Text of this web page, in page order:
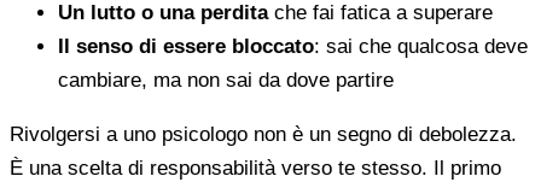
Un lutto o una perditache fai fatica a superare
Il senso di essere bloccato: sai che qualcosa deve
cambiare, ma non sai da dove partire
Rivolgersi a uno psicologo non è un segno di debolezza.
È una scelta di responsabilità verso te stesso. Il primo